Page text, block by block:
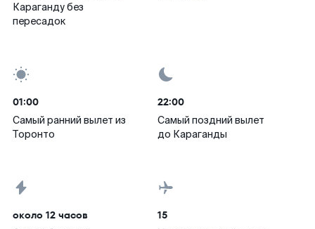
Караганду без
пересадок
01:00
Самый ранний вылет из
Торонто
22:00
Самый поздний вылет
до Караганды
около 12 часов 15